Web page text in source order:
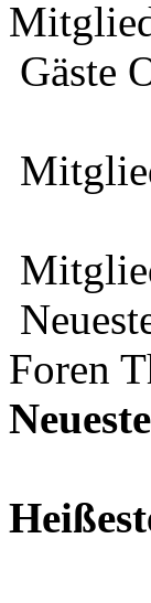
Gäste
Foren